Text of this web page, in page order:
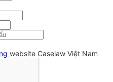
website Caselaw Việt Nam